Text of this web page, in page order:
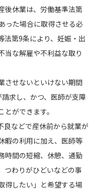
後休業は、労働基準法第
った場合に取得させる必
法第9条により、妊娠・出
当な解雇や不利益な取り
させないといけない期間
求し、かつ、医師が支障
ができます。
良などで産休前から就業が
暇の利用に加え、医師等
時間の短縮、休憩、通勤
つわりがひどいなどの事
得したい」と希望する場